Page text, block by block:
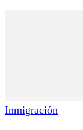
Inmigración